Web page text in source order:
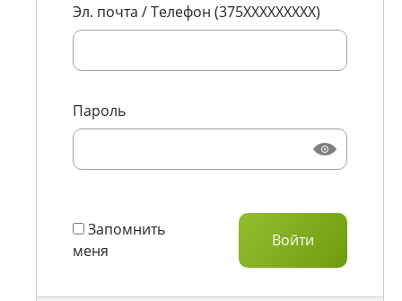
Эл. почта / Телефон (375XXXXXXXXX)
Пароль
Запомнить
меня